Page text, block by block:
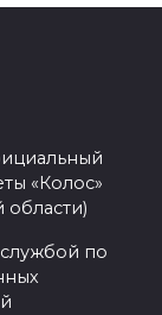
«Колос»
области)
по